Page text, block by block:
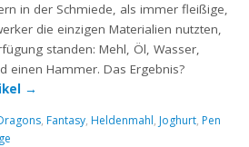
in der Schmiede, als immer fleißige,
die einzigen Materialien nutzten,
standen: Mehl, Öl, Wasser,
einen Hammer. Das Ergebnis?
→
, Fantasy, Heldenmahl, Joghurt, Pen